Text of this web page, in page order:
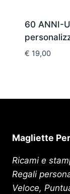
60 ANNI-
€ 19,00
Magliette
Ricami e
Regali
Veloce,